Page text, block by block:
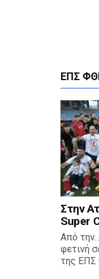
ΕΠΣ
Στην
Super
Από
φετινή
της ΕΠΣ